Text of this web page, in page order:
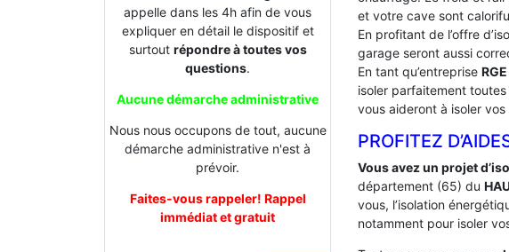
appelle dans les 4h afin de vous
expliquer en détail le dispositif et
surtout répondre à toutes vos
questions.
Aucune démarche administrative
Nous nous occupons de tout, aucune
démarche administrative n'est à
prévoir.
Faites-vous rappeler! Rappel
immédiat et gratuit
et votre cave sont
En profitant de l’offre
garage seront aussi
En tant qu’entreprise
isoler parfaitement
vous aideront à isoler vos
PROFITEZ
Vous avez un projet
département (65) du
vous, l’isolation
notamment pour isoler